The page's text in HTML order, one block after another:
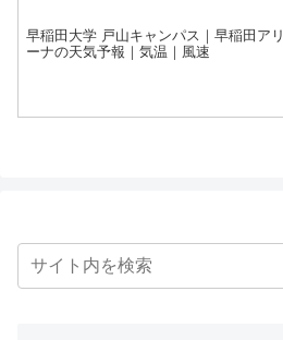
早稲田大学 戸山キャンパス｜早稲田アリ
ーナの天気予報｜気温｜風速